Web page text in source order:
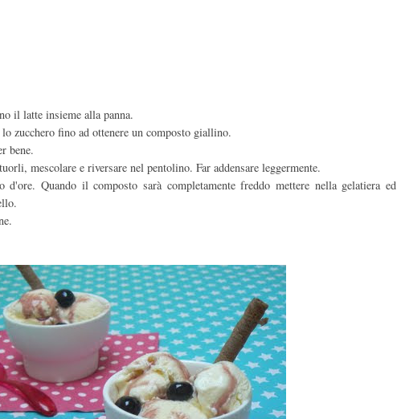
il latte insieme alla panna.
zucchero fino ad ottenere un composto giallino.
bene.
mescolare e riversare nel pentolino. Far addensare leggermente.
d'ore. Quando il composto sarà completamente freddo mettere nella gelatiera ed